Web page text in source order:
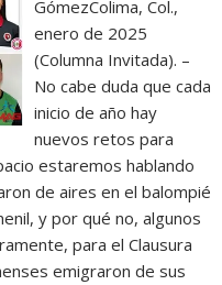
GómezColima, Col.,
enero de 2025
(Columna Invitada). –
No cabe duda que cada
inicio de año hay
nuevos retos para
estaremos hablando
de aires en el balompié
y por qué no, algunos
para el Clausura
emigraron de sus